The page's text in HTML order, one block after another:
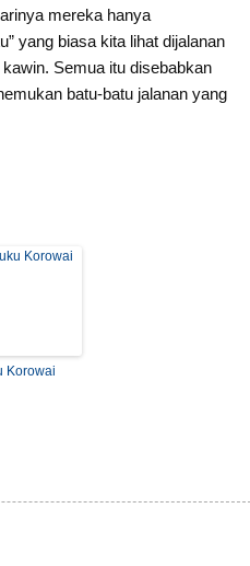
mereka hanya
yang biasa kita lihat dijalanan
Semua itu disebabkan
batu-batu jalanan yang
Korowai